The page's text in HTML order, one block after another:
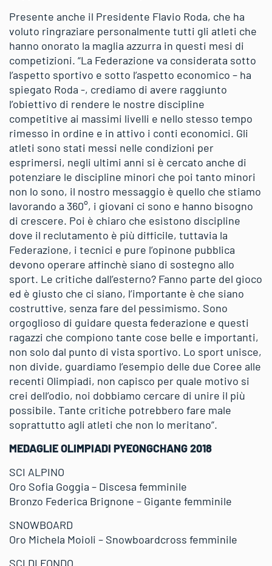
Presente anche il Presidente Flavio Roda, che ha
voluto ringraziare personalmente tutti gli atleti che
hanno onorato la maglia azzurra in questi mesi di
competizioni. “La Federazione va considerata sotto
l’aspetto sportivo e sotto l’aspetto economico – ha
spiegato Roda -, crediamo di avere raggiunto
l’obiettivo di rendere le nostre discipline
competitive ai massimi livelli e nello stesso tempo
rimesso in ordine e in attivo i conti economici. Gli
atleti sono stati messi nelle condizioni per
esprimersi, negli ultimi anni si è cercato anche di
potenziare le discipline minori che poi tanto minori
non lo sono, il nostro messaggio è quello che stiamo
lavorando a 360°, i giovani ci sono e hanno bisogno
di crescere. Poi è chiaro che esistono discipline
dove il reclutamento è più difficile, tuttavia la
Federazione, i tecnici e pure l’opinone pubblica
devono operare affinchè siano di sostegno allo
sport. Le critiche dall’esterno? Fanno parte del gioco
ed è giusto che ci siano, l’importante è che siano
costruttive, senza fare del pessimismo. Sono
orgoglioso di guidare questa federazione e questi
ragazzi che compiono tante cose belle e importanti,
non solo dal punto di vista sportivo. Lo sport unisce,
non divide, guardiamo l’esempio delle due Coree alle
recenti Olimpiadi, non capisco per quale motivo si
crei dell’odio, noi dobbiamo cercare di unire il più
possibile. Tante critiche potrebbero fare male
soprattutto agli atleti che non lo meritano”.
MEDAGLIE OLIMPIADI PYEONGCHANG 2018
SCI ALPINO
Oro Sofia Goggia – Discesa femminile
Bronzo Federica Brignone – Gigante femminile
SNOWBOARD
Oro Michela Moioli – Snowboardcross femminile
SCI DI FONDO